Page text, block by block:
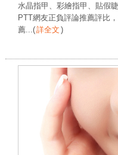
水晶指甲、彩繪指甲、貼假
PTT網友正負評論推薦評比
薦...(詳全文 )